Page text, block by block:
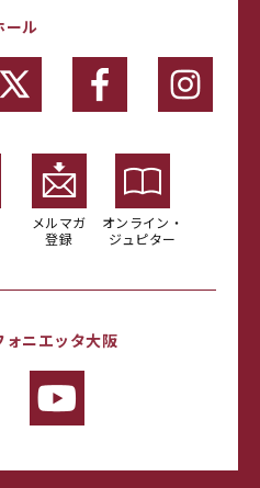
ール
メルマガ
登録
オンライン・
ジュピター
ォニエッタ大阪